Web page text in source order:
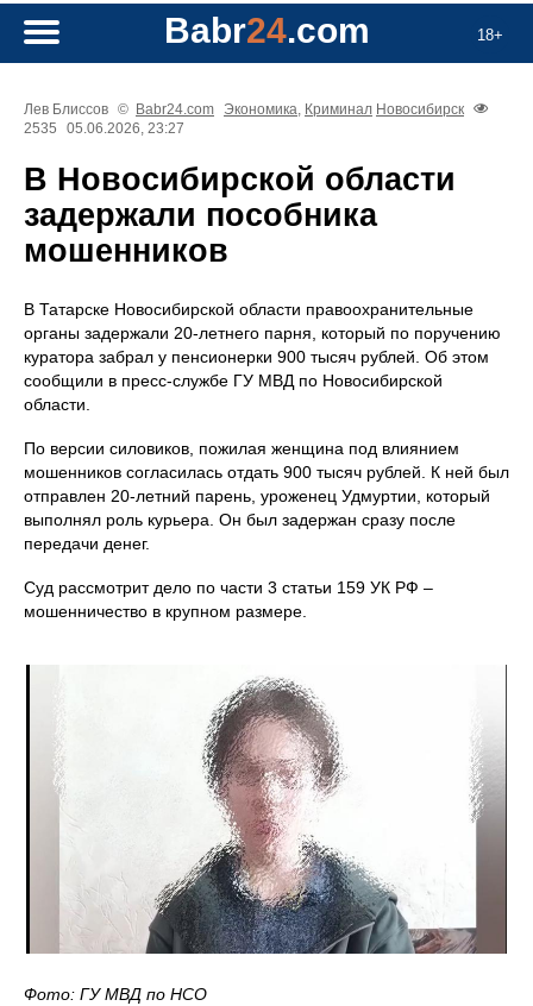
18+
Babr24.com
Лев Блиссов © Babr24.com Экономика, Криминал Новосибирск
2535
05.06.2026, 23:27
В Новосибирской области
задержали пособника
мошенников
В Татарске Новосибирской области правоохранительные
органы задержали 20-летнего парня, который по поручению
куратора забрал у пенсионерки 900 тысяч рублей. Об этом
сообщили в пресс-службе ГУ МВД по Новосибирской
области.
По версии силовиков, пожилая женщина под влиянием
мошенников согласилась отдать 900 тысяч рублей. К ней был
отправлен 20-летний парень, уроженец Удмуртии, который
выполнял роль курьера. Он был задержан сразу после
передачи денег.
Суд рассмотрит дело по части 3 статьи 159 УК РФ –
мошенничество в крупном размере.
Фото: ГУ МВД по НСО